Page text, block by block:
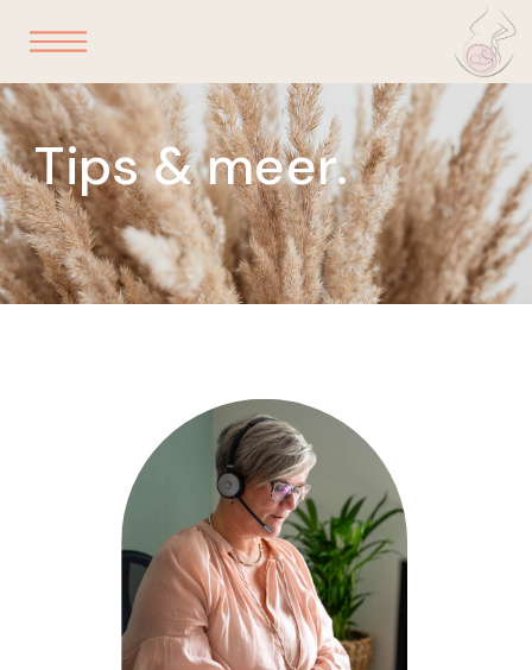
Tips & meer.